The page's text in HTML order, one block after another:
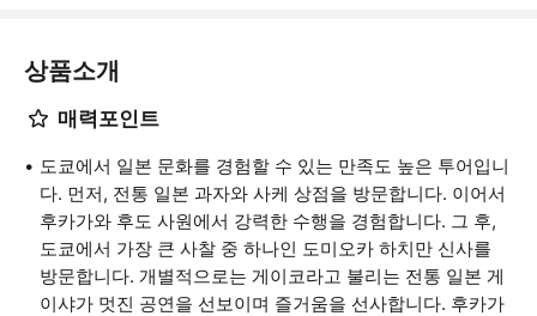
상품소개
매력포인트
도쿄에서 일본 문화를 경험할 수 있는 만족도 높은 투어입니
다. 먼저, 전통 일본 과자와 사케 상점을 방문합니다. 이어서
후카가와 후도 사원에서 강력한 수행을 경험합니다. 그 후,
도쿄에서 가장 큰 사찰 중 하나인 도미오카 하치만 신사를
방문합니다. 개별적으로는 게이코라고 불리는 전통 일본 게
이샤가 멋진 공연을 선보이며 즐거움을 선사합니다. 후카가